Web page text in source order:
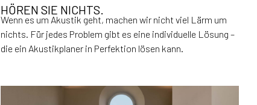
HÖREN SIE NICHTS.
Wenn es um Akustik geht, machen wir nicht viel Lärm um
nichts. Für jedes Problem gibt es eine individuelle Lösung –
die ein Akustikplaner in Perfektion lösen kann.